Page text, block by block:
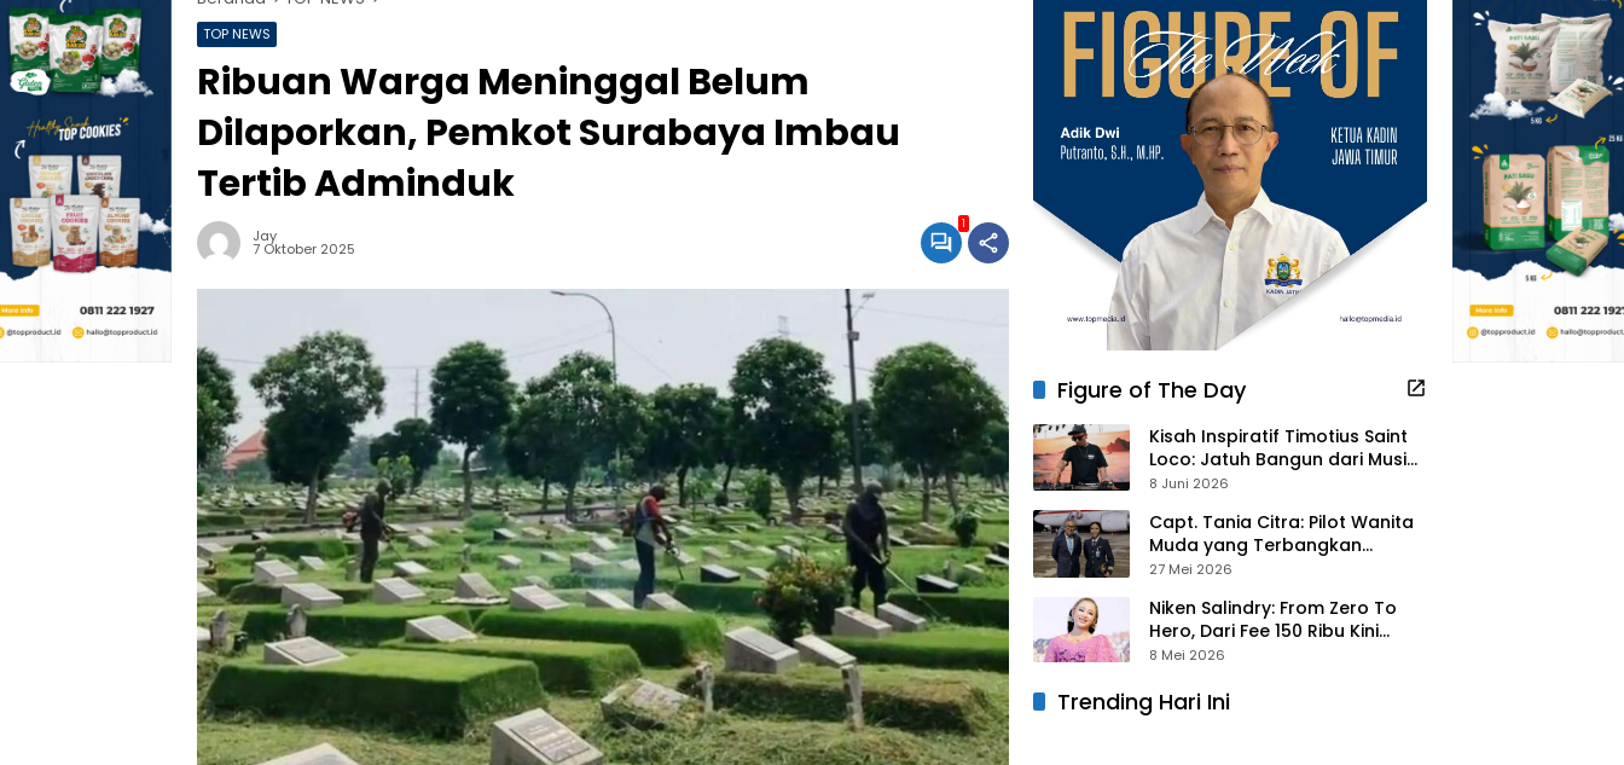
TOP NEWS
Ribuan Warga Meninggal Belum
Dilaporkan, Pemkot Surabaya Imbau
Tertib Adminduk
Jay
7 Oktober 2025
1
Figure of The Day
Kisah Inspiratif Timotius Saint
Loco: Jatuh Bangun dari Musik,
Pelayanan Pastor, hingga
8 Juni 2026
Capt. Tania Citra: Pilot Wanita
Muda yang Terbangkan
Pesawat Presiden Prabowo ke
27 Mei 2026
Niken Salindry: From Zero To
Hero, Dari Fee 150 Ribu Kini
Punya Aset Miliaran
8 Mei 2026
Trending Hari Ini